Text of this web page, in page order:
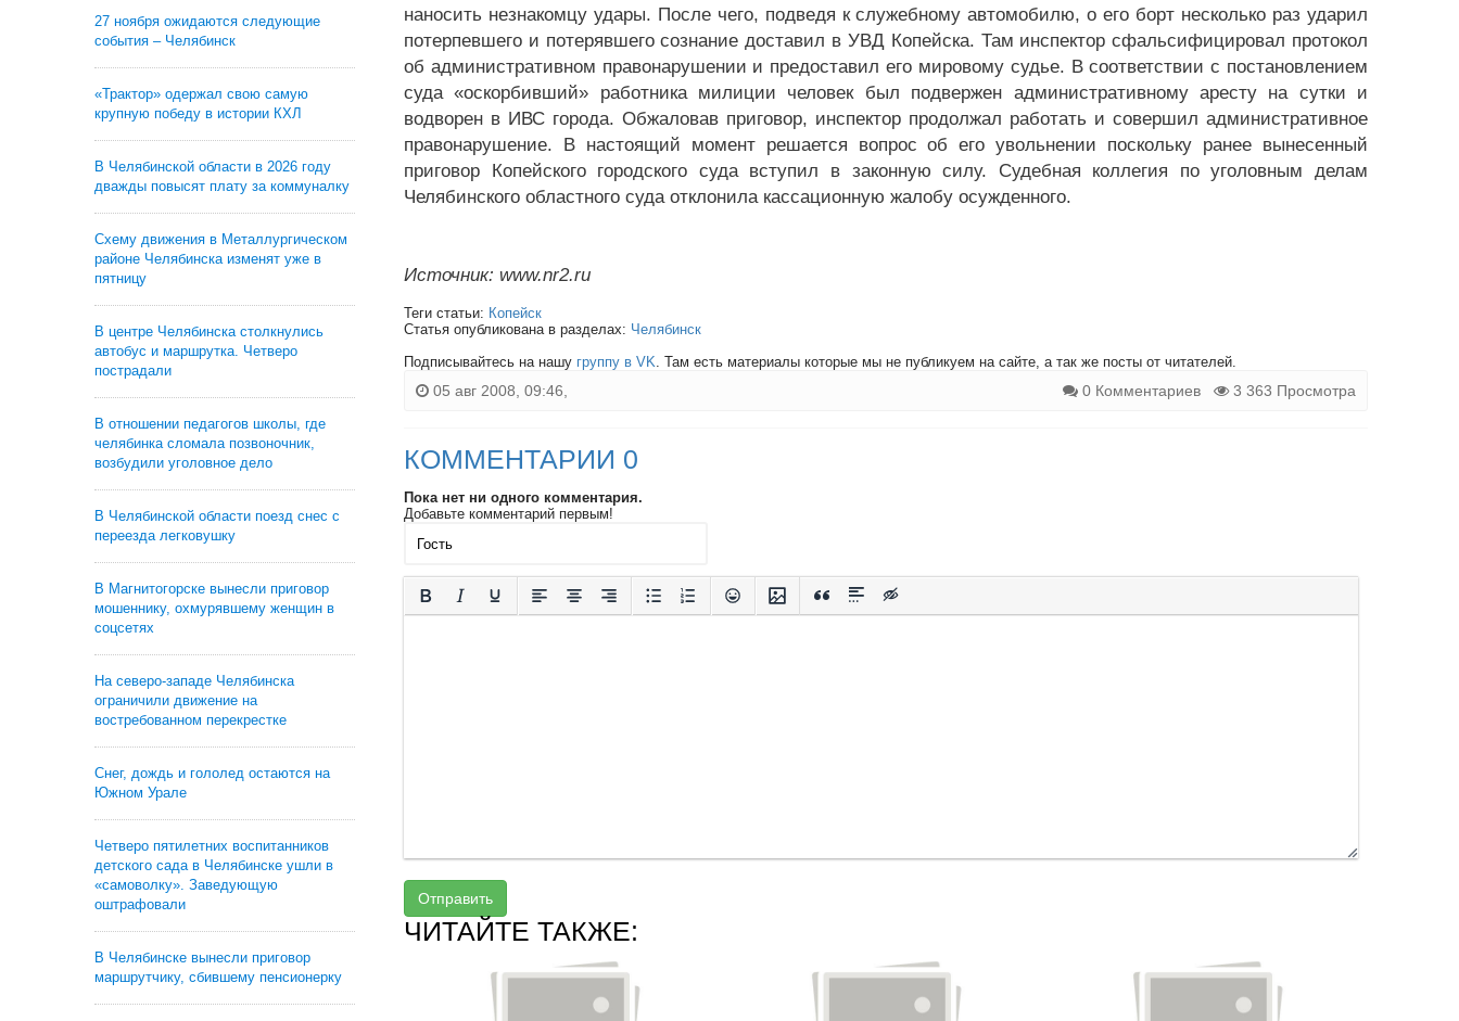
27 ноября ожидаются следующие
события – Челябинск
«Трактор» одержал свою самую
крупную победу в истории КХЛ
В Челябинской области в 2026 году
дважды повысят плату за коммуналку
Схему движения в Металлургическом
районе Челябинска изменят уже в
пятницу
В центре Челябинска столкнулись
автобус и маршрутка. Четверо
пострадали
В отношении педагогов школы, где
челябинка сломала позвоночник,
возбудили уголовное дело
В Челябинской области поезд снес с
переезда легковушку
В Магнитогорске вынесли приговор
мошеннику, охмурявшему женщин в
соцсетях
На северо-западе Челябинска
ограничили движение на
востребованном перекрестке
Снег, дождь и гололед остаются на
Южном Урале
Четверо пятилетних воспитанников
детского сада в Челябинске ушли в
«самоволку». Заведующую
оштрафовали
В Челябинске вынесли приговор
маршрутчику, сбившему пенсионерку
наносить незнакомцу удары. После чего, подведя к служебному автомобилю, о его борт несколько раз ударил
потерпевшего и потерявшего сознание доставил в УВД Копейска. Там инспектор сфальсифицировал протокол
об административном правонарушении и предоставил его мировому судье. В соответствии с постановлением
суда «оскорбивший» работника милиции человек был подвержен административному аресту на сутки и
водворен в ИВС города. Обжаловав приговор, инспектор продолжал работать и совершил административное
правонарушение. В настоящий момент решается вопрос об его увольнении поскольку ранее вынесенный
приговор Копейского городского суда вступил в законную силу. Судебная коллегия по уголовным делам
Челябинского областного суда отклонила кассационную жалобу осужденного.
Источник: www.nr2.ru
Теги статьи: Копейск
Статья опубликована в разделах: Челябинск
Подписывайтесь на нашу группу в VK. Там есть материалы которые мы не публикуем на сайте, а так же посты от читателей.
05 авг 2008, 09:46, 0 Комментариев 3 363 Просмотра
КОММЕНТАРИИ 0
Пока нет ни одного комментария.
Добавьте комментарий первым!
Отправить
ЧИТАЙТЕ ТАКЖЕ: